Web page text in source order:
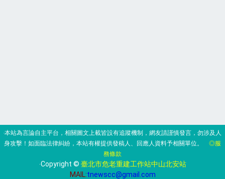
‧本站為言論自主平台，相關圖文上載皆設有追蹤機制，網友請謹慎發言，勿涉及人
身攻擊！如面臨法律糾紛，本站有權提供發稿人、回應人資料予相關單位。 ◎服
務條款
‧Copyright © 臺北市危老重建工作站中山北安站
MAIL:tnewscc@gmail.com